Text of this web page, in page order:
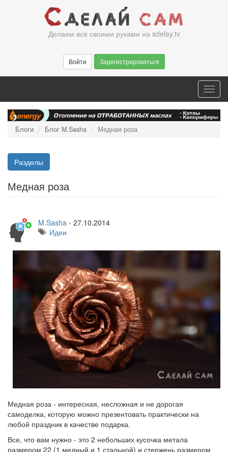
Делаем всё своими руками на sdelay.tv
Войти Зарегистрироваться
Блоги Блог M.Sasha Медная роза
Разделы
Медная роза
M.Sasha - 27.10.2014
Идеи
Медная роза - интересная, несложная и не дорогая
самоделка, которую можно презентовать практически на
любой праздник в качестве подарка.
Все, что вам нужно - это 2 небольших кусочка метала
размером 22 (1 медный и 1 стальной) и стержень размером